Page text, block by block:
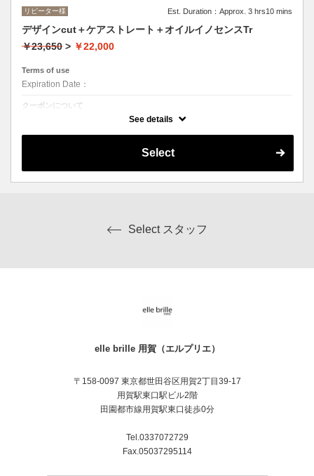
リピーター様 Est. Duration：Approx. 3 hrs10 mins
デザインcut＋ケアストレート＋オイルイノセンスTr
￥23,650 > ￥22,000
Terms of use
Expiration Date：
クーポンについて
●ロング料金 (顎下から肩+¥1100・肩下から胸+¥2200)
See details
Select
Select スタッフ
elle brille 用賀（エルプリエ）
〒158-0097 東京都世田谷区用賀2丁目39-17
用賀駅東口駅ビル2階
田園都市線用賀駅東口徒歩0分
Tel.0337072729
Fax.05037295114